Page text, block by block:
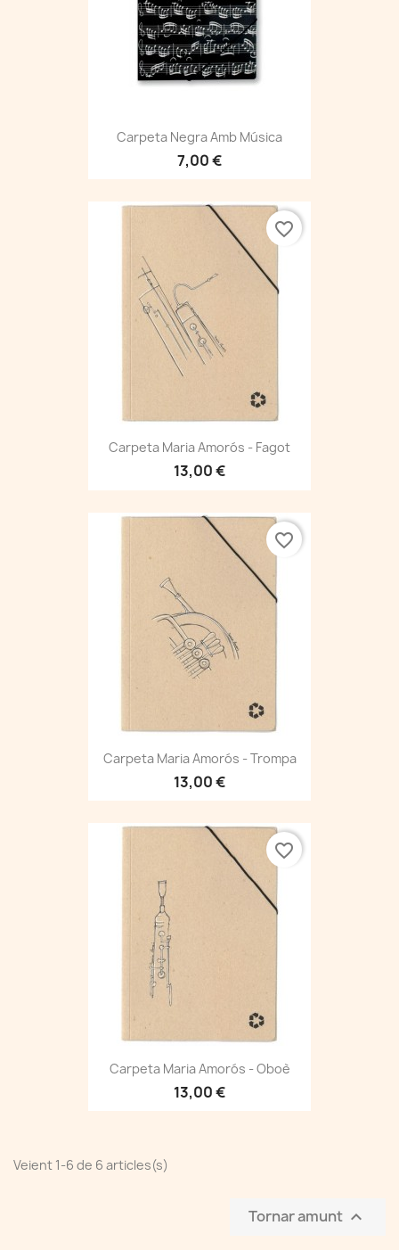
Carpeta Negra Amb Música
7,00 €
Carpeta Maria Amorós - Fagot
13,00 €
favorite_border
Carpeta Maria Amorós - Trompa
13,00 €
favorite_border
Carpeta Maria Amorós - Oboè
13,00 €
favorite_border
Veient 1-6 de 6 articles(s)
Tornar amunt 